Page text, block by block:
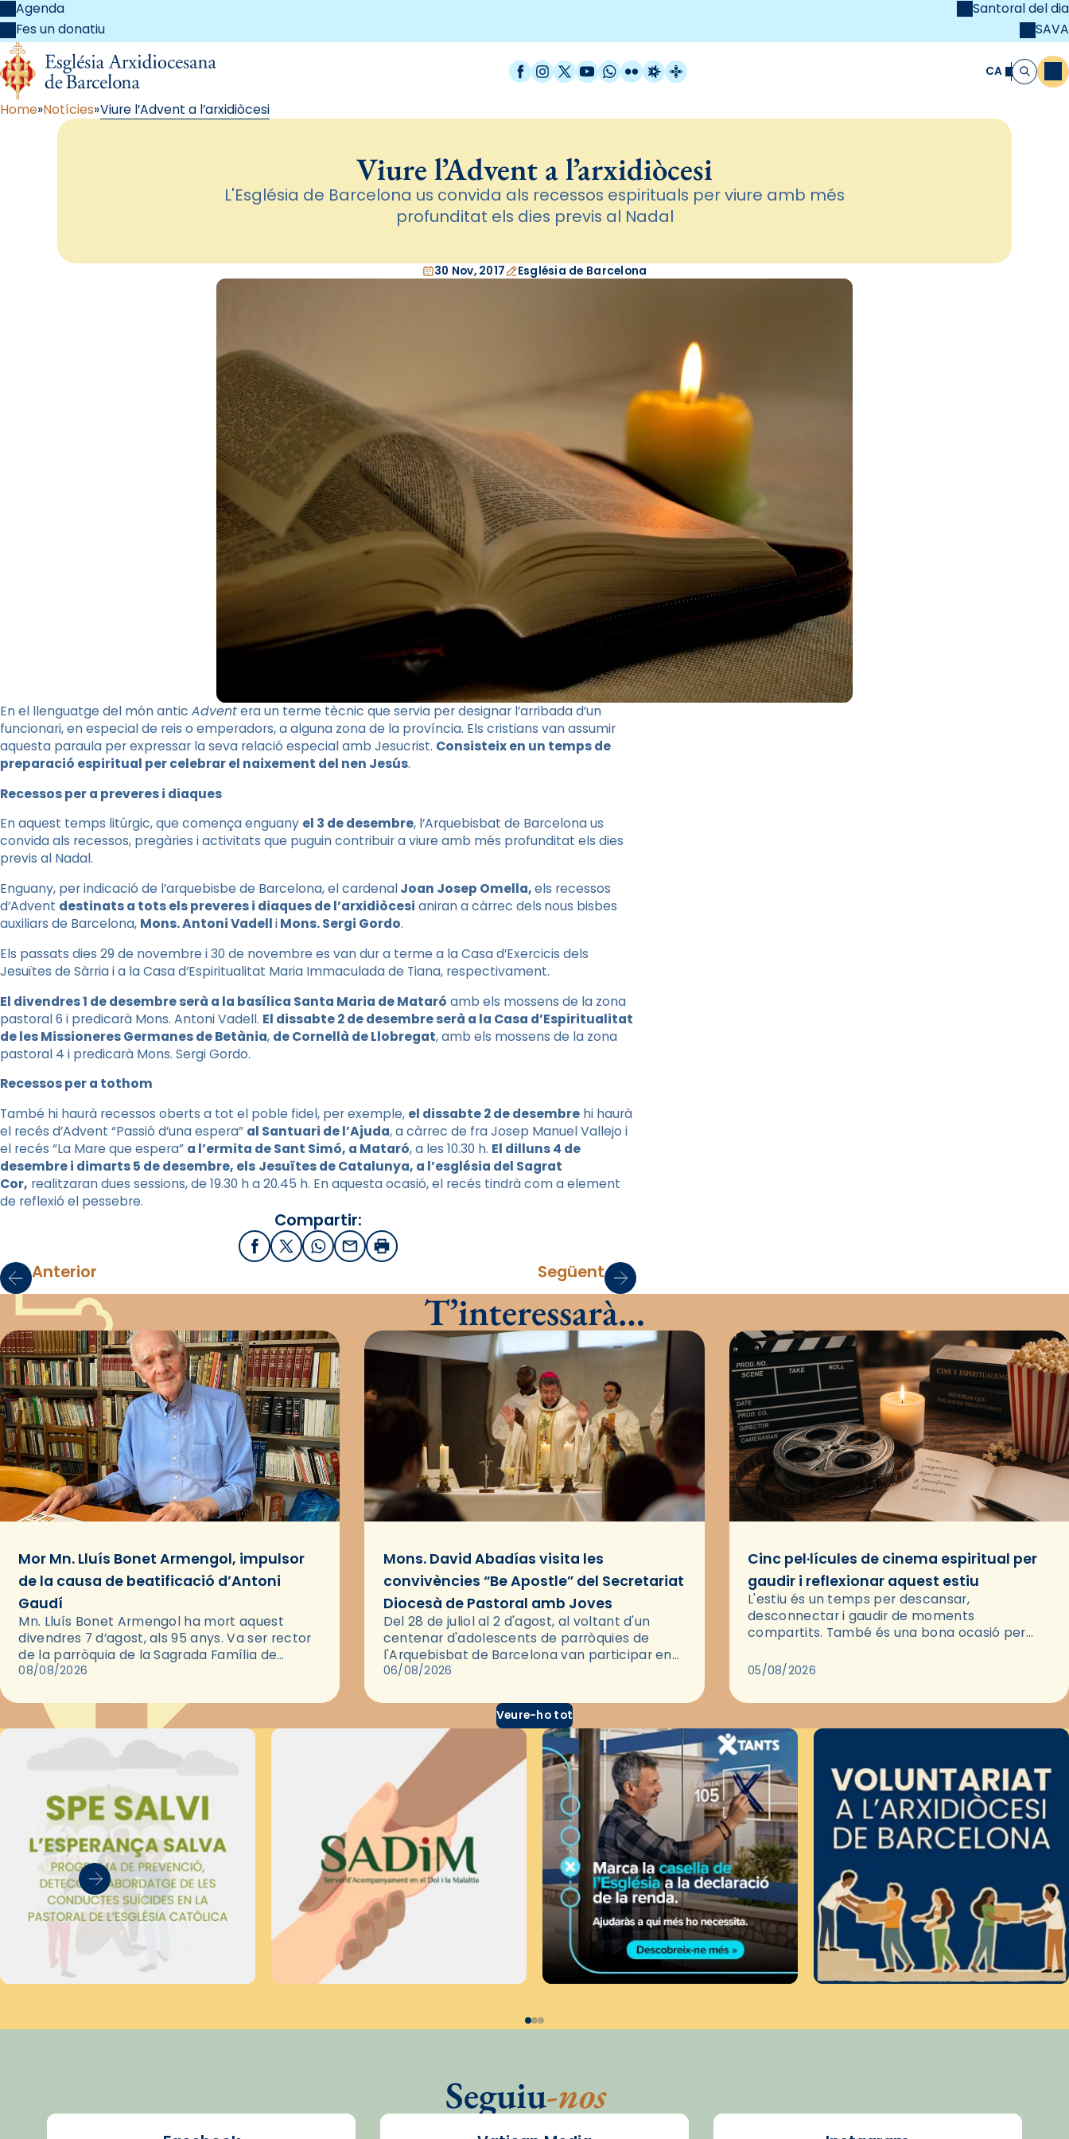
Agenda
Fes un donatiu
Santoral del dia
SAVA
Facebook
Instagram
X / Twitter
YouTube
WhatsApp
FlickrRadio Estel
Catalunya Cristiana CA Cerca
Home Notícies Viure l’Advent a l’arxidiòcesi
Viure l’Advent a l’arxidiòcesi
L'Església de Barcelona us convida als recessos espirituals per viure amb més
profunditat els dies previs al Nadal
30 Nov, 2017 Església de Barcelona
En el llenguatge del món antic Adventera un terme tècnic que servia per designar l’arribada d’un
funcionari, en especial de reis o emperadors, a alguna zona de la província. Els cristians van assumir
aquesta paraula per expressar la seva relació especial amb Jesucrist. Consisteix en un temps de
preparació espiritual per celebrar el naixement del nen Jesús.
Recessos per a preveres i diaques
En aquest temps litúrgic, que comença enguany el 3 de desembre, l’Arquebisbat de Barcelona us
convida als recessos, pregàries i activitats que puguin contribuir a viure amb més profunditat els dies
previs al Nadal.
Enguany, per indicació de l’arquebisbe de Barcelona, el cardenalJoan Josep Omella,els recessos
d’Advent destinats a tots els preveres i diaques de l’arxidiòcesi aniran a càrrec dels nous bisbes
auxiliars de Barcelona, Mons. Antoni VadelliMons. Sergi Gordo.
Els passats dies 29 de novembre i 30 de novembre es van dur a terme a la Casa d’Exercicis dels
Jesuïtes de Sàrria i a la Casa d’Espiritualitat Maria Immaculada de Tiana, respectivament.
El divendres 1 de desembre serà a la basílica Santa Maria de Mataró amb els mossens de la zona
pastoral 6 i predicarà Mons. Antoni Vadell. El dissabte 2 de desembre serà a la Casa d’Espiritualitat
de les Missioneres Germanes de Betània, de Cornellà de Llobregat, amb els mossens de la zona
pastoral 4 i predicarà Mons. Sergi Gordo.
Recessos per a tothom
També hi haurà recessos oberts a tot el poble fidel, per exemple, el dissabte 2 de desembre hi haurà
el recés d’Advent “Passió d’una espera” al Santuari de l’Ajuda, a càrrec de fra Josep Manuel Vallejo i
el recés “La Mare que espera” a l’ermita de Sant Simó, a Mataró, a les 10.30 h. El dilluns 4 de
desembre i dimarts 5 de desembre, els Jesuïtes de Catalunya, a l’església del Sagrat
Cor, realitzaran dues sessions, de 19.30 h a 20.45 h. En aquesta ocasió, el recés tindrà com a element
de reflexió el pessebre.
Compartir:
FacebookX / Twitter
WhatsApp
EmailImprimir
Anterior Següent
T’interessarà…
Mor Mn. Lluís Bonet Armengol, impulsor
de la causa de beatificació d’Antoni
Gaudí
Mn. Lluís Bonet Armengol ha mort aquest
divendres 7 d’agost, als 95 anys. Va ser rector
de la parròquia de la Sagrada Família de
Barcelona durant 25 anys, entre 1993 i 2018,…
08/08/2026
Mons. David Abadías visita les
convivències “Be Apostle” del Secretariat
Diocesà de Pastoral amb Joves
Del 28 de juliol al 2 d'agost, al voltant d'un
centenar d'adolescents de parròquies de
l'Arquebisbat de Barcelona van participar en
les convivències Be Apostle, organitzades pel
06/08/2026
Cinc pel·lícules de cinema espiritual per
gaudir i reflexionar aquest estiu
L'estiu és un temps per descansar,
desconnectar i gaudir de moments
compartits. També és una bona ocasió per
través del cinema, reflexionar sobre les…
05/08/2026
Veure-ho tot
Seguiu-nos